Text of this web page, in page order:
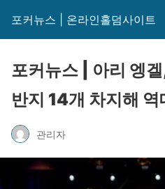
포커뉴스 | 온라인홀덤사이트
포커뉴스 | 아리 엥
반지 14개 차지해
관리자